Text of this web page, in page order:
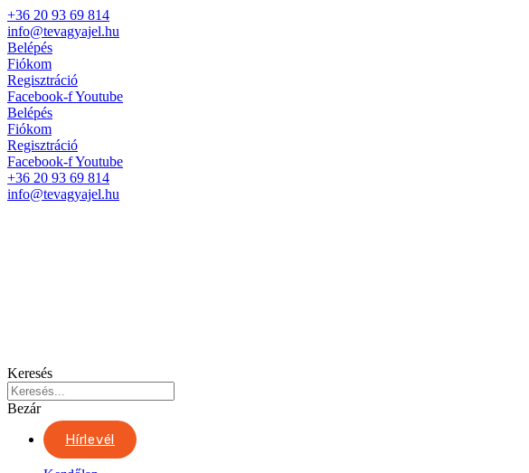
+36 20 93 69 814
info@tevagyajel.hu
Belépés
Fiókom
Regisztráció
Facebook-fYoutube
Belépés
Fiókom
Regisztráció
Facebook-fYoutube
+36 20 93 69 814
info@tevagyajel.hu
Keresés
Bezár
Hírlevél